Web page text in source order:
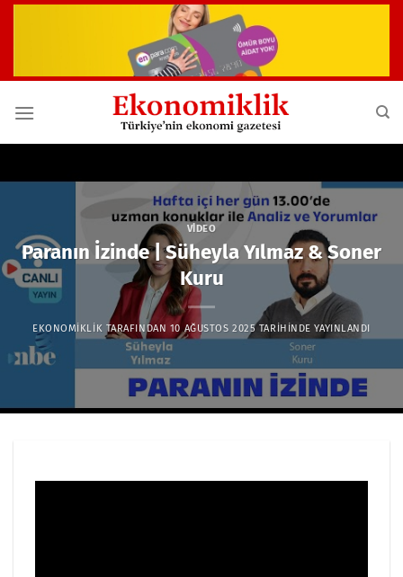
VIDEO
Paranın İzinde | Süheyla Yılmaz & Soner
Kuru
EKONOMIKLIK TARAFINDAN 10 AĞUSTOS 2025TARIHINDE YAYINLANDI